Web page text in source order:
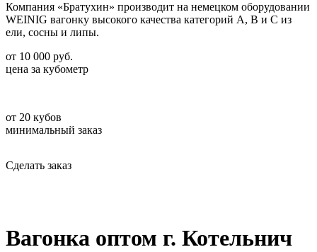
Компания «Братухин» производит на немецком оборудовании
WEINIG вагонку высокого качества категорий А, В и С из
ели, сосны и липы.
от 10 000 руб.
цена за кубометр
от 20 кубов
минимальный заказ
Сделать заказ
Вагонка оптом г. Котельнич